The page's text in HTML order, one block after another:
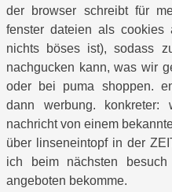
der browser schreibt für
fenster dateien als
nichts böses ist), sodass
nachgucken kann, was wir
oder bei puma shoppen.
dann werbung.
nachricht von einem
über linseneintopf in der
ich beim nächsten besuch
angeboten bekomme.